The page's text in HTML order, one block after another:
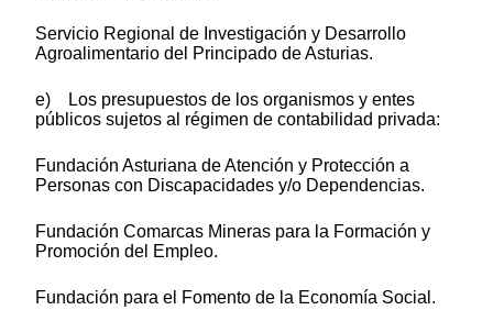
Servicio Regional de Investigación y Desarrollo
Agroalimentario del Principado de Asturias.
e) Los presupuestos de los organismos y entes
públicos sujetos al régimen de contabilidad privada:
Fundación Asturiana de Atención y Protección a
Personas con Discapacidades y/o Dependencias.
Fundación Comarcas Mineras para la Formación y
Promoción del Empleo.
Fundación para el Fomento de la Economía Social.